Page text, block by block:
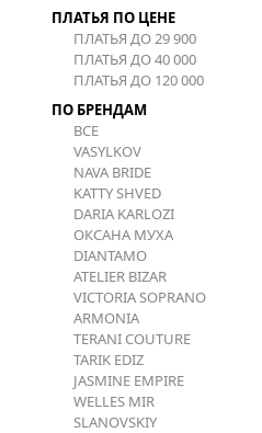
ПЛАТЬЯ ПО ЦЕНЕ
ПЛАТЬЯ ДО 29 900
ПЛАТЬЯ ДО 40 000
ПЛАТЬЯ ДО 120 000
ПО БРЕНДАМ
ВСЕ
VASYLKOV
NAVA BRIDE
KATTY SHVED
DARIA KARLOZI
ОКСАНА МУХА
DIANTAMO
ATELIER BIZAR
VICTORIA SOPRANO
ARMONIA
TERANI COUTURE
TARIK EDIZ
JASMINE EMPIRE
WELLES MIR
SLANOVSKIY